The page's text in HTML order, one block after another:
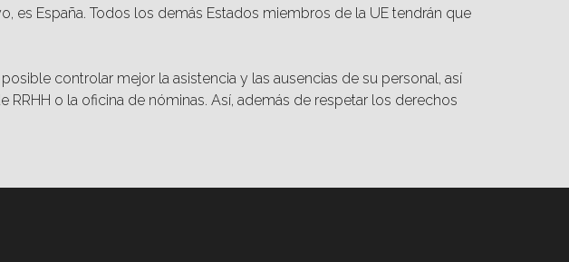
es España. Todos los demás Estados miembros de la UE tendrán que
controlar mejor la asistencia y las ausencias de su personal, así
o la oficina de nóminas. Así, además de respetar los derechos